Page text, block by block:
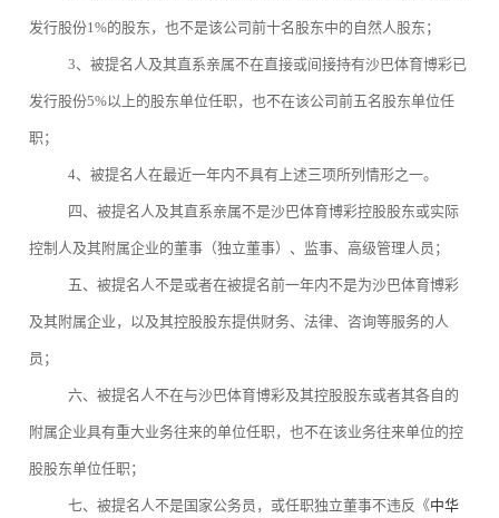
发行股份1%的股东，也不是该公司前十名股东中的自然人股东；
3、被提名人及其直系亲属不在直接或间接持有沙巴体育博彩已
发行股份5%以上的股东单位任职，也不在该公司前五名股东单位任
职；
4、被提名人在最近一年内不具有上述三项所列情形之一。
四、被提名人及其直系亲属不是沙巴体育博彩控股股东或实际
控制人及其附属企业的董事（独立董事）、监事、高级管理人员；
五、被提名人不是或者在被提名前一年内不是为沙巴体育博彩
及其附属企业，以及其控股股东提供财务、法律、咨询等服务的人
员；
六、被提名人不在与沙巴体育博彩及其控股股东或者其各自的
附属企业具有重大业务往来的单位任职，也不在该业务往来单位的控
股股东单位任职；
七、被提名人不是国家公务员，或任职独立董事不违反《中华